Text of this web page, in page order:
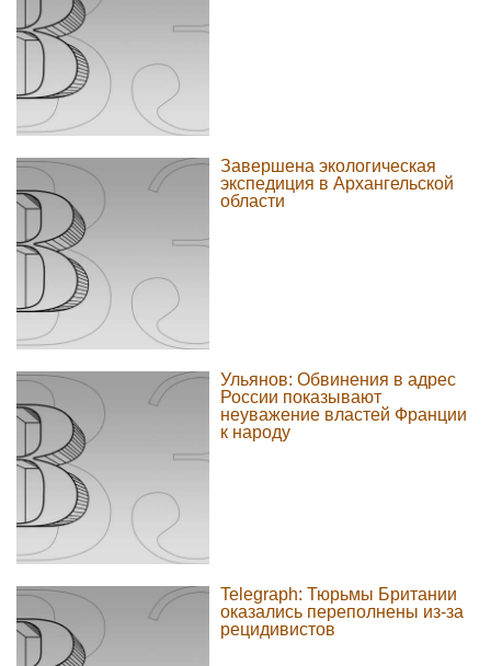
Завершена экологическая
экспедиция в Архангельской
области
Ульянов: Обвинения в адрес
России показывают
неуважение властей Франции
к народу
Telegraph: Тюрьмы Британии
оказались переполнены из-за
рецидивистов